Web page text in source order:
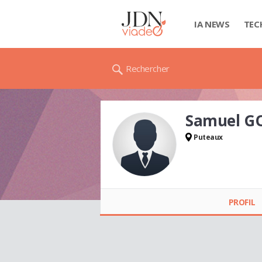
IA NEWS
Rechercher
Samuel
Puteaux
PROFIL